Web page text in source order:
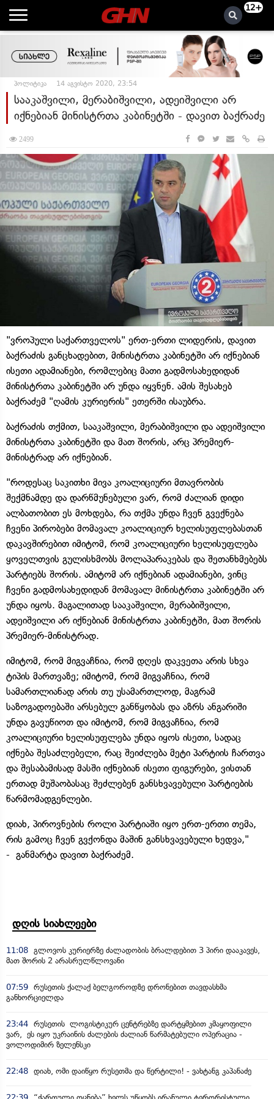
12+
პოლიტიკა 14 აგვისტო 2020, 23:54
სააკაშვილი, მერაბიშვილი, ადეიშვილი არ
იქნებიან მინისტრთა კაბინეტში - დავით ბაქრაძე
2499
"ვროპული საქართველოს" ერთ-ერთი ლიდერის, დავით
ბაქრაძის განცხადებით, მინისტრთა კაბინეტში არ იქნებიან
ისეთი ადამიანები, რომლებიც მათი გადმოსახედიდან
მინისტრთა კაბინეტში არ უნდა იყვნენ. ამის შესახებ
ბაქრაძემ "ღამის კურიერის" ეთერში ისაუბრა.
ბაქრაძის თქმით, სააკაშვილი, მერაბიშვილი და ადეიშვილი
მინისტრთა კაბინეტში და მათ შორის, არც პრემიერ-
მინისტრად არ იქნებიან.
"როდესაც საკითხი მივა კოალიციური მთავრობის
შექმნამდე და დარწმუნებული ვარ, რომ ძალიან დიდი
ალბათობით ეს მოხდება, რა თქმა უნდა ჩვენ გვექნება
ჩვენი პირობები მომავალ კოალიციურ ხელისუფლებასთან
დაკავშირებით იმიტომ, რომ კოალიციური ხელისუფლება
ყოველთვის გულისხმობს მოლაპარაკებას და შეთანხმებებს
პარტიებს შორის. ამიტომ არ იქნებიან ადამიანები, ვინც
ჩვენი გადმოსახედიდან მომავალ მინისტრთა კაბინეტში არ
უნდა იყოს. მაგალითად სააკაშვილი, მერაბიშვილი,
ადეიშვილი არ იქნებიან მინისტრთა კაბინეტში, მათ შორის
პრემიერ-მინისტრად.
იმიტომ, რომ მიგვაჩნია, რომ დღეს დაკვეთა არის სხვა
ტიპის მართვაზე; იმიტომ, რომ მიგვაჩნია, რომ
სამართლიანად არის თუ უსამართლოდ, მაგრამ
საზოგადოებაში არსებულ განწყობას და აზრს ანგარიში
უნდა გავუწიოთ და იმიტომ, რომ მიგვაჩნია, რომ
კოალიციური ხელისუფლება უნდა იყოს ისეთი, სადაც
იქნება შესაძლებელი, რაც შეიძლება მეტი პარტიის ჩართვა
და შესაბამისად მასში იქნებიან ისეთი ფიგურები, ვისთან
ერთად მუშაობასაც შეძლებენ განსხვავებული პარტიების
წარმომადგენლები.
დიახ, პიროვნების როლი პარტიაში იყო ერთ-ერთი თემა,
რის გამოც ჩვენ გვქონდა მაშინ განსხვავებული ხედვა,"
- განმარტა დავით ბაქრაძემ.
დღის სიახლეები
11:08 გლოვოს კურიერზე ძალადობის ბრალდებით 3 პირი დააკავეს,
მათ შორის 2 არასრულწლოვანი
07:59 რუსეთის ქალაქ ბელგოროდზე დრონებით თავდასხმა
განხორციელდა
23:44 რუსეთის ლოგისტიკურ ცენტრებზე დარტყმებით კმაყოფილი
ვარ, ეს იყო უკრაინის ძალების ძალიან წარმატებული ოპერაცია -
ვოლოდიმირ ზელენსკი
22:48 დიახ, ომი დაიწყო რუსეთმა და წერტილი! - ვახტანგ კაპანაძე